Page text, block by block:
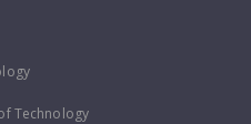
Technology